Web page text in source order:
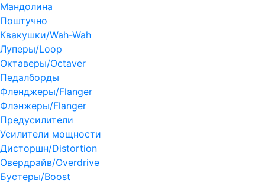
Мандолина
Поштучно
Квакушки/Wah-Wah
Луперы/Loop
Октаверы/Octaver
Педалборды
Фленджеры/Flanger
Флэнжеры/Flanger
Предусилители
Усилители мощности
Дисторшн/Distortion
Овердрайв/Overdrive
Бустеры/Boost